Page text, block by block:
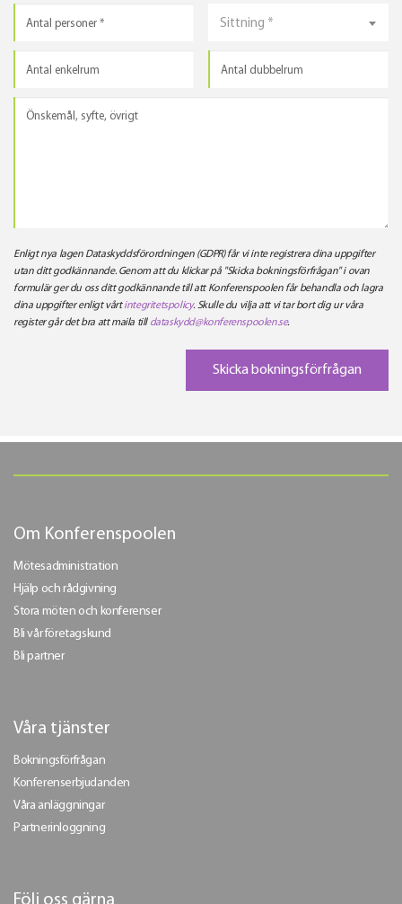
Sittning *
Enligt nya lagen Dataskyddsförordningen (GDPR) får vi inte registrera dina uppgifter
utan ditt godkännande. Genom att du klickar på "Skicka bokningsförfrågan" i ovan
formulär ger du oss ditt godkännande till att Konferenspoolen får behandla och lagra
dina uppgifter enligt vårtintegritetspolicy. Skulle du vilja att vi tar bort dig ur våra
register går det bra att maila till dataskydd@konferenspoolen.se.
Om Konferenspoolen
Mötesadministration
Hjälp och rådgivning
Stora möten och konferenser
Bli vår företagskund
Bli partner
Våra tjänster
Bokningsförfrågan
Konferenserbjudanden
Våra anläggningar
Partnerinloggning